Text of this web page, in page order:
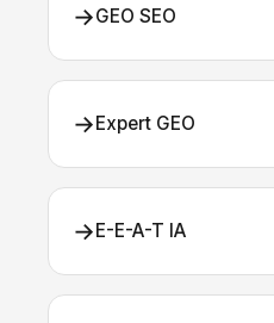
→GEO SEO
→Expert GEO
→E-E-A-T IA